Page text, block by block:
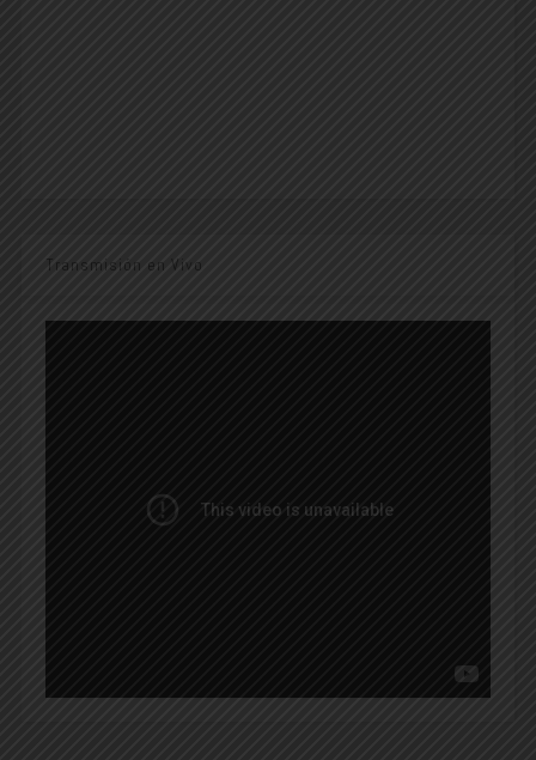
Transmisión en Vivo